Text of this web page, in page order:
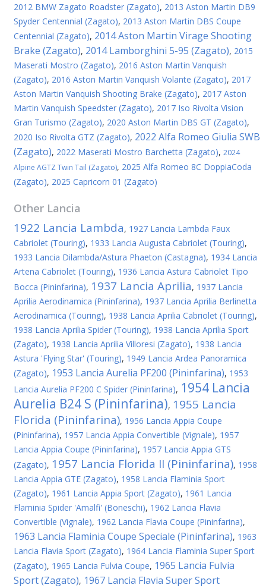
2012 BMW Zagato Roadster (Zagato), 2013 Aston Martin DB9
Spyder Centennial (Zagato), 2013 Aston Martin DBS Coupe
Centennial (Zagato), 2014 Aston Martin Virage Shooting
Brake (Zagato), 2014 Lamborghini 5-95 (Zagato), 2015
Maserati Mostro (Zagato), 2016 Aston Martin Vanquish
(Zagato), 2016 Aston Martin Vanquish Volante (Zagato), 2017
Aston Martin Vanquish Shooting Brake (Zagato), 2017 Aston
Martin Vanquish Speedster (Zagato), 2017 Iso Rivolta Vision
Gran Turismo (Zagato), 2020 Aston Martin DBS GT (Zagato),
2020 Iso Rivolta GTZ (Zagato), 2022 Alfa Romeo Giulia SWB
(Zagato), 2022 Maserati Mostro Barchetta (Zagato), 2024
Alpine AGTZ Twin Tail (Zagato), 2025 Alfa Romeo 8C DoppiaCoda
(Zagato), 2025 Capricorn 01 (Zagato)
Other Lancia
1922 Lancia Lambda, 1927 Lancia Lambda Faux
Cabriolet (Touring), 1933 Lancia Augusta Cabriolet (Touring),
1933 Lancia Dilambda/Astura Phaeton (Castagna), 1934 Lancia
Artena Cabriolet (Touring), 1936 Lancia Astura Cabriolet Tipo
Bocca (Pininfarina), 1937 Lancia Aprilia, 1937 Lancia
Aprilia Aerodinamica (Pininfarina), 1937 Lancia Aprilia Berlinetta
Aerodinamica (Touring), 1938 Lancia Aprilia Cabriolet (Touring),
1938 Lancia Aprilia Spider (Touring), 1938 Lancia Aprilia Sport
(Zagato), 1938 Lancia Aprilia Villoresi (Zagato), 1938 Lancia
Astura 'Flying Star' (Touring), 1949 Lancia Ardea Panoramica
(Zagato), 1953 Lancia Aurelia PF200 (Pininfarina), 1953
Lancia Aurelia PF200 C Spider (Pininfarina), 1954 Lancia
Aurelia B24 S (Pininfarina), 1955 Lancia
Florida (Pininfarina), 1956 Lancia Appia Coupe
(Pininfarina), 1957 Lancia Appia Convertible (Vignale), 1957
Lancia Appia Coupe (Pininfarina), 1957 Lancia Appia GTS
(Zagato), 1957 Lancia Florida II (Pininfarina), 1958
Lancia Appia GTE (Zagato), 1958 Lancia Flaminia Sport
(Zagato), 1961 Lancia Appia Sport (Zagato), 1961 Lancia
Flaminia Spider 'Amalfi' (Boneschi), 1962 Lancia Flavia
Convertible (Vignale), 1962 Lancia Flavia Coupe (Pininfarina),
1963 Lancia Flaminia Coupe Speciale (Pininfarina), 1963
Lancia Flavia Sport (Zagato), 1964 Lancia Flaminia Super Sport
(Zagato), 1965 Lancia Fulvia Coupe, 1965 Lancia Fulvia
Sport (Zagato), 1967 Lancia Flavia Super Sport